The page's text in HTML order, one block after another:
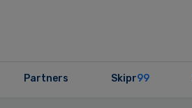
Partners Skipr99